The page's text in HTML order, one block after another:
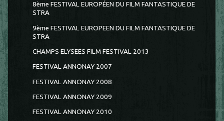
8ème FESTIVAL EUROPÉEN DU FILM FANTASTIQUE DE
STRA
9ème FESTIVAL EUROPEEN DU FILM FANTASTIQUE DE
STRA
CHAMPS ELYSEES FILM FESTIVAL 2013
FESTIVAL ANNONAY 2007
FESTIVAL ANNONAY 2008
FESTIVAL ANNONAY 2009
FESTIVAL ANNONAY 2010